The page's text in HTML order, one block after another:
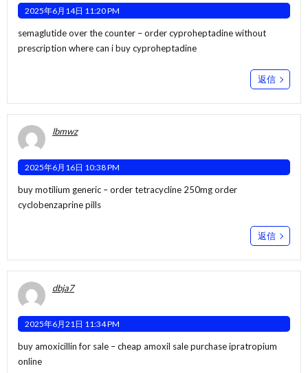
2025年6月14日 11:20 PM
semaglutide over the counter –order cyproheptadine without
prescription where can i buy cyproheptadine
返信
lbmwz
2025年6月16日 10:38 PM
buy motilium generic –order tetracycline 250mgorder
cyclobenzaprine pills
返信
dbja7
2025年6月21日 11:34 PM
buy amoxicillin for sale –cheap amoxil salepurchase ipratropium
online